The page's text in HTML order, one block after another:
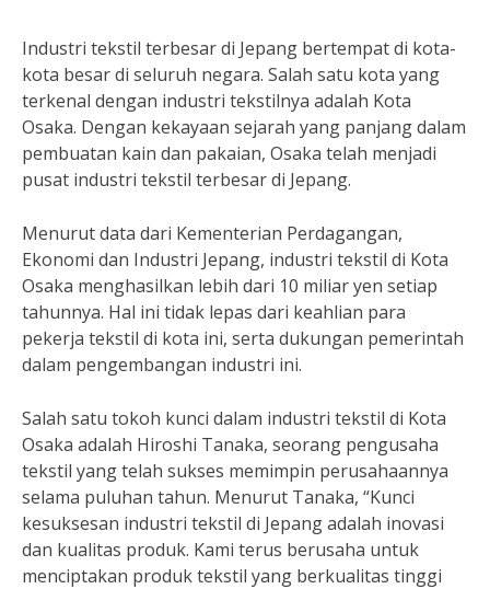
Industri tekstil terbesar di Jepang bertempat di kota-
kota besar di seluruh negara. Salah satu kota yang
terkenal dengan industri tekstilnya adalah Kota
Osaka. Dengan kekayaan sejarah yang panjang dalam
pembuatan kain dan pakaian, Osaka telah menjadi
pusat industri tekstil terbesar di Jepang.
Menurut data dari Kementerian Perdagangan,
Ekonomi dan Industri Jepang, industri tekstil di Kota
Osaka menghasilkan lebih dari 10 miliar yen setiap
tahunnya. Hal ini tidak lepas dari keahlian para
pekerja tekstil di kota ini, serta dukungan pemerintah
dalam pengembangan industri ini.
Salah satu tokoh kunci dalam industri tekstil di Kota
Osaka adalah Hiroshi Tanaka, seorang pengusaha
tekstil yang telah sukses memimpin perusahaannya
selama puluhan tahun. Menurut Tanaka, “Kunci
kesuksesan industri tekstil di Jepang adalah inovasi
dan kualitas produk. Kami terus berusaha untuk
menciptakan produk tekstil yang berkualitas tinggi